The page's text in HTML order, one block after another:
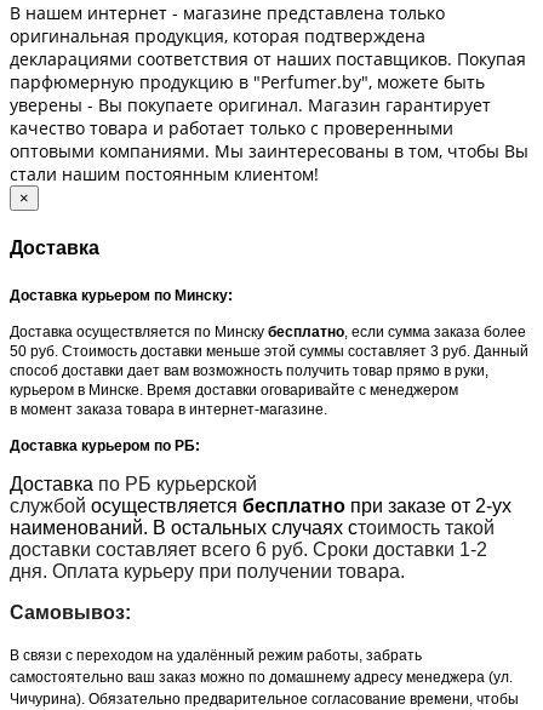
В нашем интернет - магазине представлена только
оригинальная продукция, которая подтверждена
декларациями соответствия от наших поставщиков. Покупая
парфюмерную продукцию в "Perfumer.by", можете быть
уверены - Вы покупаете оригинал. Магазин гарантирует
качество товара и работает только с проверенными
оптовыми компаниями. Мы заинтересованы в том, чтобы Вы
стали нашим постоянным клиентом!
×
Доставка
Доставка курьером по Минску:
Доставка осуществляется по Минску бесплатно, если сумма заказа более
50 руб. Стоимость доставки меньше этой суммы составляет 3 руб. Данный
способ доставки дает вам возможность получить товар прямо в руки,
курьером в Минске. Время доставки оговаривайте с менеджером
в момент заказа товара в интернет-магазине.
Доставка курьером по РБ:
Доставка по РБ курьерской
службой осуществляется бесплатно при заказе от 2-ух
наименований. В остальных случаях стоимость такой
доставки составляет всего 6 руб. Сроки доставки 1-2
дня. Оплата курьеру при получении товара.
Самовывоз:
В связи с переходом на удалённый режим работы, забрать
самостоятельно ваш заказ можно по домашнему адресу менеджера (ул.
Чичурина). Обязательно предварительное согласование времени, чтобы